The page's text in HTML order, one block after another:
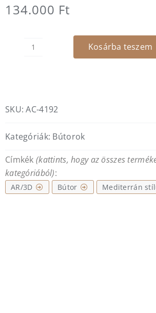
134.000 Ft
Swivel
Kosárba teszem
SKU:AC-4192
Kategóriák: Bútorok
Címkék (kattints, hogy az összes
kategóriából):
AR/3D Bútor Mediterrán